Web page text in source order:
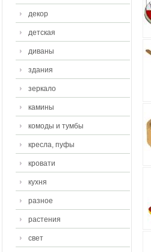
декор
детская
диваны
здания
зеркало
камины
комоды и тумбы
кресла, пуфы
кровати
кухня
разное
растения
свет